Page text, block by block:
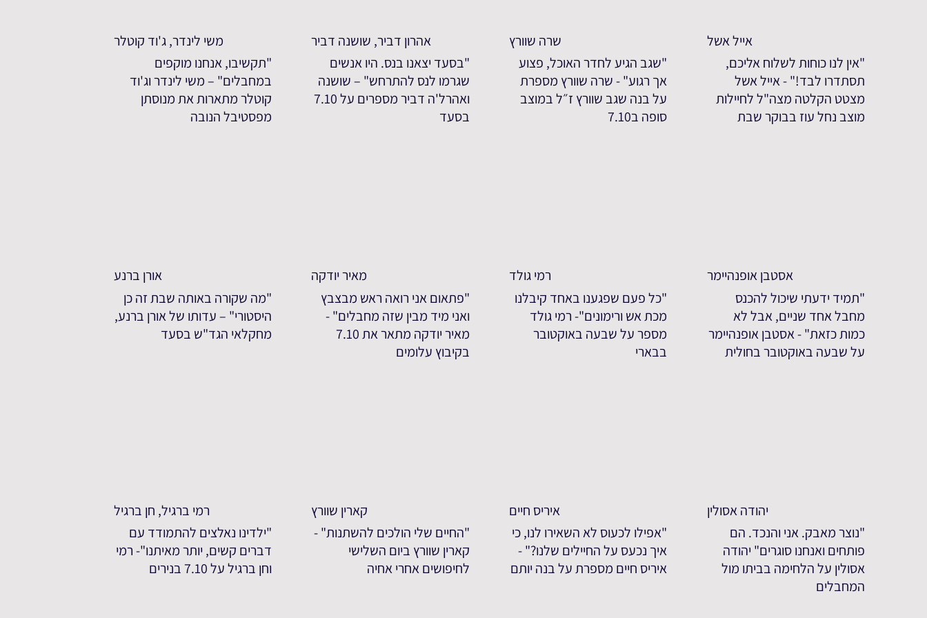
משי לינדר, ג'וד קוטלר
"תקשיבו, אנחנו מוקפים
במחבלים" – משי לינדר וג'וד
קוטלר מתארות את מנוסתן
מפסטיבל הנובה
אהרון דביר, שושנה דביר
"בסעד יצאנו בנס. היו אנשים
שגרמו לנס להתרחש" – שושנה
ואהרל'ה דביר מספרים על 7.10
בסעד
שרה שוורץ
"שגב הגיע לחדר האוכל, פצוע
אך רגוע" - שרה שוורץ מספרת
על בנה שגב שוורץ ז״ל במוצב
סופה ב7.10
אייל אשל
"אין לנו כוחות לשלוח אליכם,
תסתדרו לבד!" - אייל אשל
מצטט הקלטה מצה"ל לחיילות
מוצב נחל עוז בבוקר שבת
אורן ברנע
"מה שקורה באותה שבת זה כן
היסטורי" – עדותו של אורן ברנע,
מחקלאי הגד"ש בסעד
מאיר יודקה
"פתאום אני רואה ראש מבצבץ
ואני מיד מבין שזה מחבלים" -
מאיר יודקה מתאר את 7.10
בקיבוץ עלומים
רמי גולד
"כל פעם שפגענו באחד קיבלנו
מכת אש ורימונים"- רמי גולד
מספר על שבעה באוקטובר
בבארי
אסטבן אופנהיימר
"תמיד ידעתי שיכול להכנס
מחבל אחד שניים, אבל לא
כמות כזאת" - אסטבן אופנהיימר
על שבעה באוקטובר בחולית
רמי ברגיל, חן ברגיל
"ילדינו נאלצים להתמודד עם
דברים קשים, יותר מאיתנו"- רמי
וחן ברגיל על 7.10 בנירים
קארין שוורץ
"החיים שלי הולכים להשתנות" -
קארין שוורץ ביום השלישי
לחיפושים אחרי אחיה
איריס חיים
"אפילו לכעוס לא השאירו לנו, כי
איך נכעס על החיילים שלנו?" -
איריס חיים מספרת על בנה יותם
יהודה אסולין
"נוצר מאבק. אני והנכד. הם
פותחים ואנחנו סוגרים" יהודה
אסולין על הלחימה בביתו מול
המחבלים